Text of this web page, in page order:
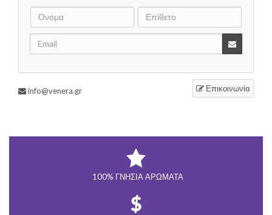
Επικοινωνία
info@venera.gr
100% ΓΝΉΣΙΑ ΑΡΏΜΑΤΑ